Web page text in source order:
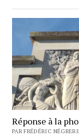
Réponse à la
PAR FRÉDÉRIC